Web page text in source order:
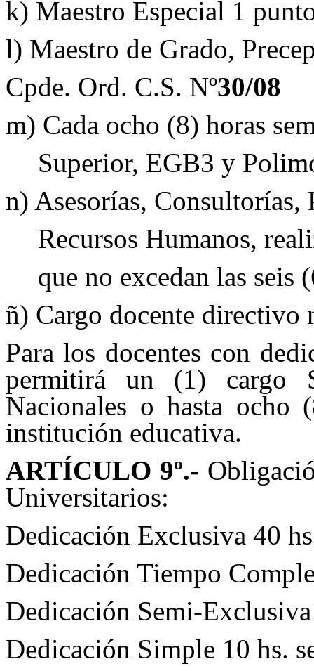
k) Maestro Especial 1
l) Maestro de Grado,
Cpde. Ord. C.S. Nº30/08
m) Cada ocho (8) horas
Superior, EGB3 y
n) Asesorías, Consultorías,
Recursos Humanos,
que no excedan las seis
ñ) Cargo docente
Para los docentes con
permitirá un (1) cargo
Nacionales o hasta ocho
institución educativa.
ARTÍCULO 9º.-
Universitarios:
Dedicación Exclusiva 40
Dedicación Tiempo
Dedicación Semi-Exclusiva
Dedicación Simple 10 hs.